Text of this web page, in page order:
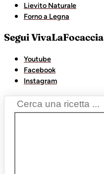
Lievito Naturale
Forno a Legna
Segui VivaLaFocaccia
Youtube
Facebook
Instagram
Search
...